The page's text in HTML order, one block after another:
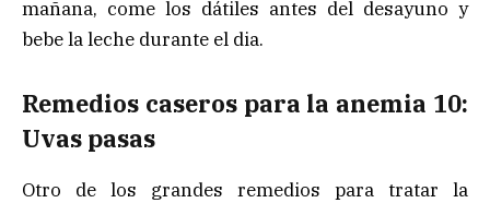
mañana, come los dátiles antes del desayuno y
bebe la leche durante el dia.
Remedios caseros para la anemia 10:
Uvas pasas
Otro de los grandes remedios para tratar la